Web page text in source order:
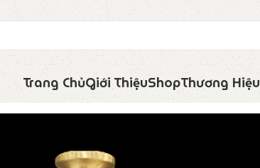
Trang ChủGiới ThiệuShopThương Hiệu
Đồng CD – 184/10+5